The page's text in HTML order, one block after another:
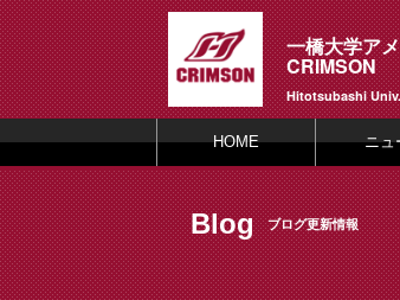
一橋大学ア
CRIMSON
Hitotsubashi
HOME ニュ
Blog ブログ更新情報